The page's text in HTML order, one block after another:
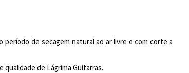
período de secagem natural ao ar livre e com corte a
de Lágrima Guitarras.